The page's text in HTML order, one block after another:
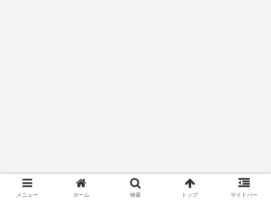
メニュー ホーム 検索 トップ サイドバー